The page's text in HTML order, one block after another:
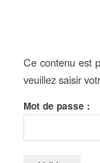
Ce contenu est
veuillez saisir
Mot de passe :